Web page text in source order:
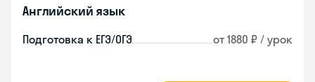
Английский язык
Подготовка к ЕГЭ/ОГЭ от 1880 ₽ / урок